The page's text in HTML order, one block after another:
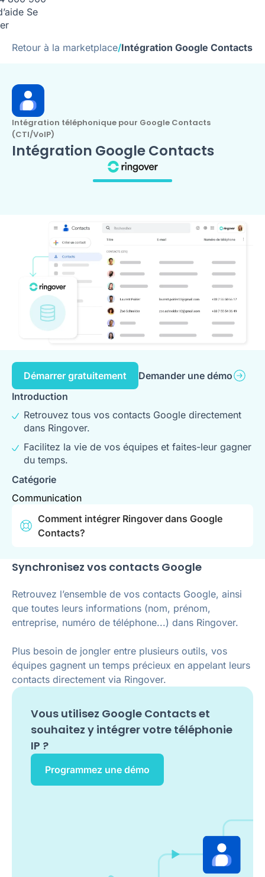
Se
Retour à la marketplace/Intégration Google Contacts
Intégration téléphonique pour Google Contacts
(CTI/VoIP)
Intégration Google Contacts
Démarrer gratuitement
Demander une démo
Introduction
Retrouvez tous vos contacts Google directement
dans Ringover.
Facilitez la vie de vos équipes et faites-leur gagner
du temps.
Catégorie
Communication
Comment intégrer Ringover dans Google
Contacts?
Synchronisez vos contacts Google
Retrouvez l’ensemble de vos contacts Google, ainsi
que toutes leurs informations (nom, prénom,
entreprise, numéro de téléphone...) dans Ringover.
Plus besoin de jongler entre plusieurs outils, vos
équipes gagnent un temps précieux en appelant leurs
contacts directement via Ringover.
Vous utilisez Google Contactset
souhaitez y intégrer votre téléphonie
IP ?
Programmez une démo